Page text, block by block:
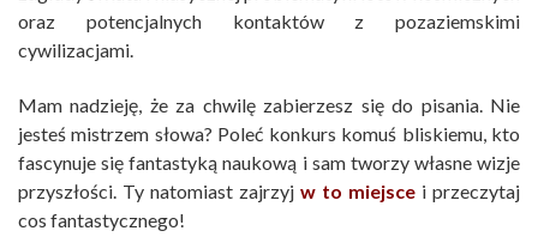
oraz potencjalnych kontaktów z pozaziemskimi
cywilizacjami.
Mam nadzieję, że za chwilę zabierzesz się do pisania. Nie
jesteś mistrzem słowa? Poleć konkurs komuś bliskiemu, kto
fascynuje się fantastyką naukową i sam tworzy własne wizje
przyszłości. Ty natomiast zajrzyj w to miejsce i przeczytaj
cos fantastycznego!